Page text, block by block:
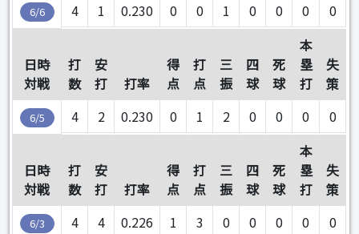
6/6 4 1 0.230 0 0 1 0 0 0 0
日時
対戦
打
数
安
打
打率
得
点
打
点
三
振
四
球
死
球
本
塁
打
失
策
6/5 4 2 0.230 0 1 2 0 0 0 0
日時
対戦
打
数
安
打
打率
得
点
打
点
三
振
四
球
死
球
本
塁
打
失
策
6/3 4 4 0.226 1 3 0 0 0 0 0